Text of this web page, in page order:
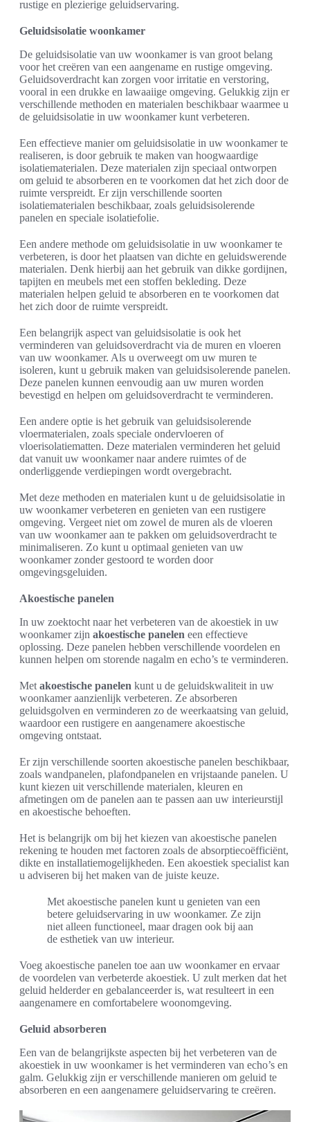
rustige en plezierige geluidservaring.
Geluidsisolatie woonkamer
De geluidsisolatie van uw woonkamer is van groot belang
voor het creëren van een aangename en rustige omgeving.
Geluidsoverdracht kan zorgen voor irritatie en verstoring,
vooral in een drukke en lawaaiige omgeving. Gelukkig zijn er
verschillende methoden en materialen beschikbaar waarmee u
de geluidsisolatie in uw woonkamer kunt verbeteren.
Een effectieve manier om geluidsisolatie in uw woonkamer te
realiseren, is door gebruik te maken van hoogwaardige
isolatiematerialen. Deze materialen zijn speciaal ontworpen
om geluid te absorberen en te voorkomen dat het zich door de
ruimte verspreidt. Er zijn verschillende soorten
isolatiematerialen beschikbaar, zoals geluidsisolerende
panelen en speciale isolatiefolie.
Een andere methode om geluidsisolatie in uw woonkamer te
verbeteren, is door het plaatsen van dichte en geluidswerende
materialen. Denk hierbij aan het gebruik van dikke gordijnen,
tapijten en meubels met een stoffen bekleding. Deze
materialen helpen geluid te absorberen en te voorkomen dat
het zich door de ruimte verspreidt.
Een belangrijk aspect van geluidsisolatie is ook het
verminderen van geluidsoverdracht via de muren en vloeren
van uw woonkamer. Als u overweegt om uw muren te
isoleren, kunt u gebruik maken van geluidsisolerende panelen.
Deze panelen kunnen eenvoudig aan uw muren worden
bevestigd en helpen om geluidsoverdracht te verminderen.
Een andere optie is het gebruik van geluidsisolerende
vloermaterialen, zoals speciale ondervloeren of
vloerisolatiematten. Deze materialen verminderen het geluid
dat vanuit uw woonkamer naar andere ruimtes of de
onderliggende verdiepingen wordt overgebracht.
Met deze methoden en materialen kunt u de geluidsisolatie in
uw woonkamer verbeteren en genieten van een rustigere
omgeving. Vergeet niet om zowel de muren als de vloeren
van uw woonkamer aan te pakken om geluidsoverdracht te
minimaliseren. Zo kunt u optimaal genieten van uw
woonkamer zonder gestoord te worden door
omgevingsgeluiden.
Akoestische panelen
In uw zoektocht naar het verbeteren van de akoestiek in uw
woonkamer zijn akoestische panelen een effectieve
oplossing. Deze panelen hebben verschillende voordelen en
kunnen helpen om storende nagalm en echo’s te verminderen.
Met akoestische panelen kunt u de geluidskwaliteit in uw
woonkamer aanzienlijk verbeteren. Ze absorberen
geluidsgolven en verminderen zo de weerkaatsing van geluid,
waardoor een rustigere en aangenamere akoestische
omgeving ontstaat.
Er zijn verschillende soorten akoestische panelen beschikbaar,
zoals wandpanelen, plafondpanelen en vrijstaande panelen. U
kunt kiezen uit verschillende materialen, kleuren en
afmetingen om de panelen aan te passen aan uw interieurstijl
en akoestische behoeften.
Het is belangrijk om bij het kiezen van akoestische panelen
rekening te houden met factoren zoals de absorptiecoëfficiënt,
dikte en installatiemogelijkheden. Een akoestiek specialist kan
u adviseren bij het maken van de juiste keuze.
Met akoestische panelen kunt u genieten van een
betere geluidservaring in uw woonkamer. Ze zijn
niet alleen functioneel, maar dragen ook bij aan
de esthetiek van uw interieur.
Voeg akoestische panelen toe aan uw woonkamer en ervaar
de voordelen van verbeterde akoestiek. U zult merken dat het
geluid helderder en gebalanceerder is, wat resulteert in een
aangenamere en comfortabelere woonomgeving.
Geluid absorberen
Een van de belangrijkste aspecten bij het verbeteren van de
akoestiek in uw woonkamer is het verminderen van echo’s en
galm. Gelukkig zijn er verschillende manieren om geluid te
absorberen en een aangenamere geluidservaring te creëren.